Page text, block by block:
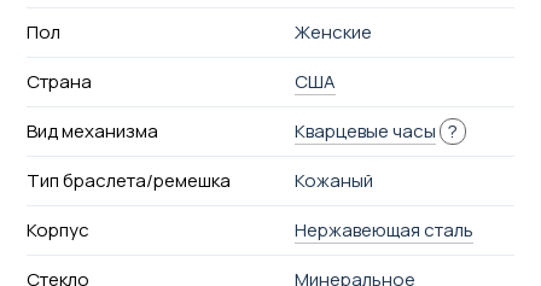
Пол
Женские
Страна
США
Вид механизма
Кварцевые часы ?
Тип браслета/ремешка
Кожаный
Корпус
Нержавеющая сталь
Стекло
Минеральное